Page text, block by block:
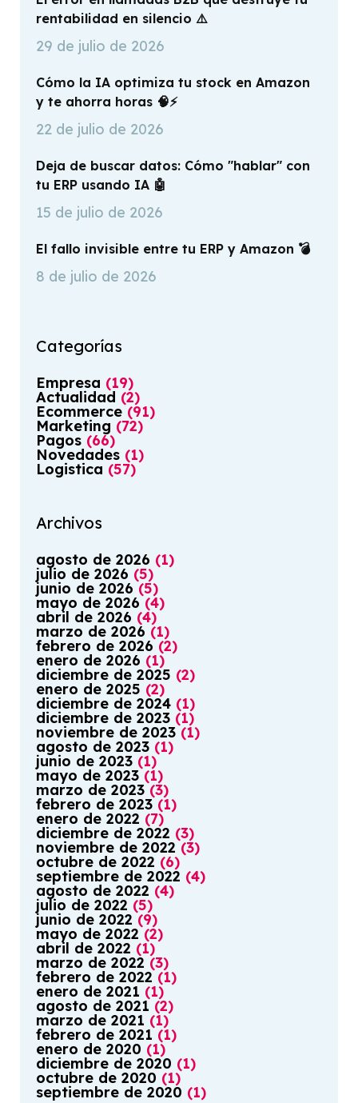
rentabilidad en silencio ⚠️
29 de julio de 2026
Cómo la IA optimiza tu stock en Amazon
y te ahorra horas 🧠⚡
22 de julio de 2026
Deja de buscar datos: Cómo "hablar" con
tu ERP usando IA 🤖
15 de julio de 2026
El fallo invisible entre tu ERP y Amazon 💣
8 de julio de 2026
Categorías
Empresa (19)
Actualidad (2)
Ecommerce(91)
Marketing (72)
Pagos (66)
Novedades (1)
Logistica (57)
Archivos
agosto de2026 (1)
julio de2026 (5)
junio de2026 (5)
mayo de2026(4)
abril de2026 (4)
marzo de2026 (1)
febrero de2026(2)
enero de2026 (1)
diciembre de2025 (2)
enero de2025 (2)
diciembre de2024 (1)
diciembre de2023 (1)
noviembre de2023(1)
agosto de2023 (1)
junio de2023 (1)
mayo de2023(1)
marzo de2023(3)
febrero de2023(1)
enero de2022 (7)
diciembre de2022 (3)
noviembre de2022 (3)
octubre de2022 (6)
septiembre de2022 (4)
agosto de2022 (4)
julio de2022 (5)
junio de2022 (9)
mayo de2022(2)
abril de2022 (1)
marzo de2022 (3)
febrero de2022(1)
enero de2021 (1)
agosto de2021 (2)
marzo de2021 (1)
febrero de2021(1)
enero de2020 (1)
diciembre de2020 (1)
octubre de2020 (1)
septiembre de2020 (1)